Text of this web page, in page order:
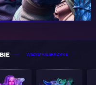
WSZYSTKIE SKRZYNIE